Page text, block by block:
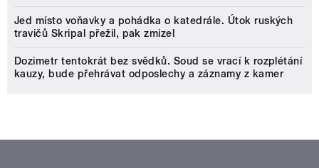
Jed místo voňavky a pohádka o katedrále. Útok ruských
travičů Skripal přežil, pak zmizel
Dozimetr tentokrát bez svědků. Soud se vrací k rozplétání
kauzy, bude přehrávat odposlechy a záznamy z kamer